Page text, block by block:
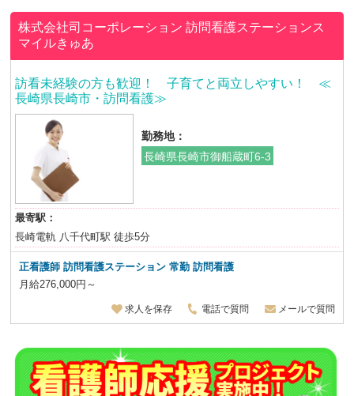
株式会社司コーポレーション訪問看護ステーションス
マイルきゅあ
訪看未経験の方も歓迎！ 子育てと両立しやすい！ ≪
長崎県長崎市・訪問看護≫
勤務地：
長崎県長崎市御船蔵町6-3
最寄駅：
長崎電軌 八千代町駅 徒歩5分
正看護師 訪問看護ステーション 常勤 訪問看護
月給276,000円～
求人を保存 電話で質問 メールで質問